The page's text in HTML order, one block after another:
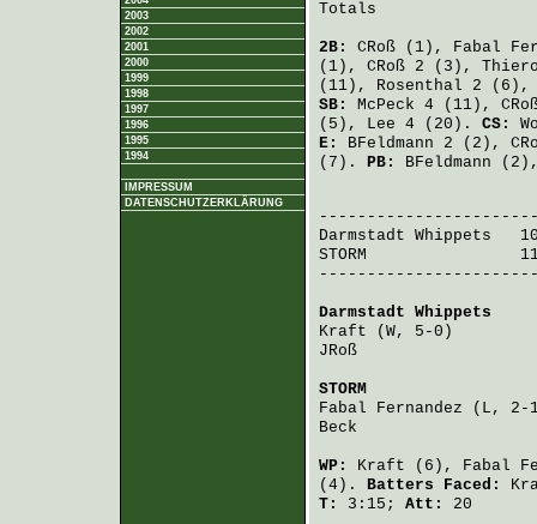
2003
2002
2001
2000
1999
1998
1997
1996
1995
1994
IMPRESSUM
DATENSCHUTZERKLÄRUNG
Totals
2B: CRoß (1), Fabal
(1), CRoß 2 (3),
(11), Rosenthal 2
SB: McPeck 4 (11),
(5), Lee 4 (20). CS:
E: BFeldmann 2 (2),
(7). PB: BFeldmann
Darmstadt Whippets
STORM
Darmstadt Whippets
Kraft (W, 5-0)
JRoß
STORM
Fabal Fernandez (L,
Beck
WP: Kraft (6), Fabal
(4). Batters Faced:
T:
3:15; Att: 20